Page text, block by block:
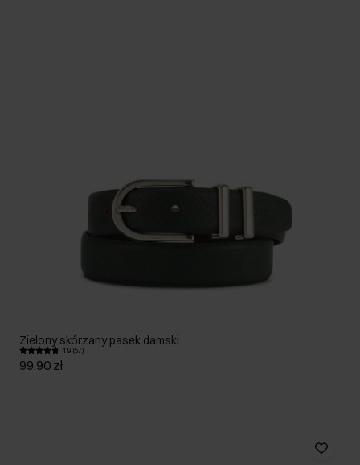
Zielony skórzany pasek damski
4.9 (57)
99,90 zł